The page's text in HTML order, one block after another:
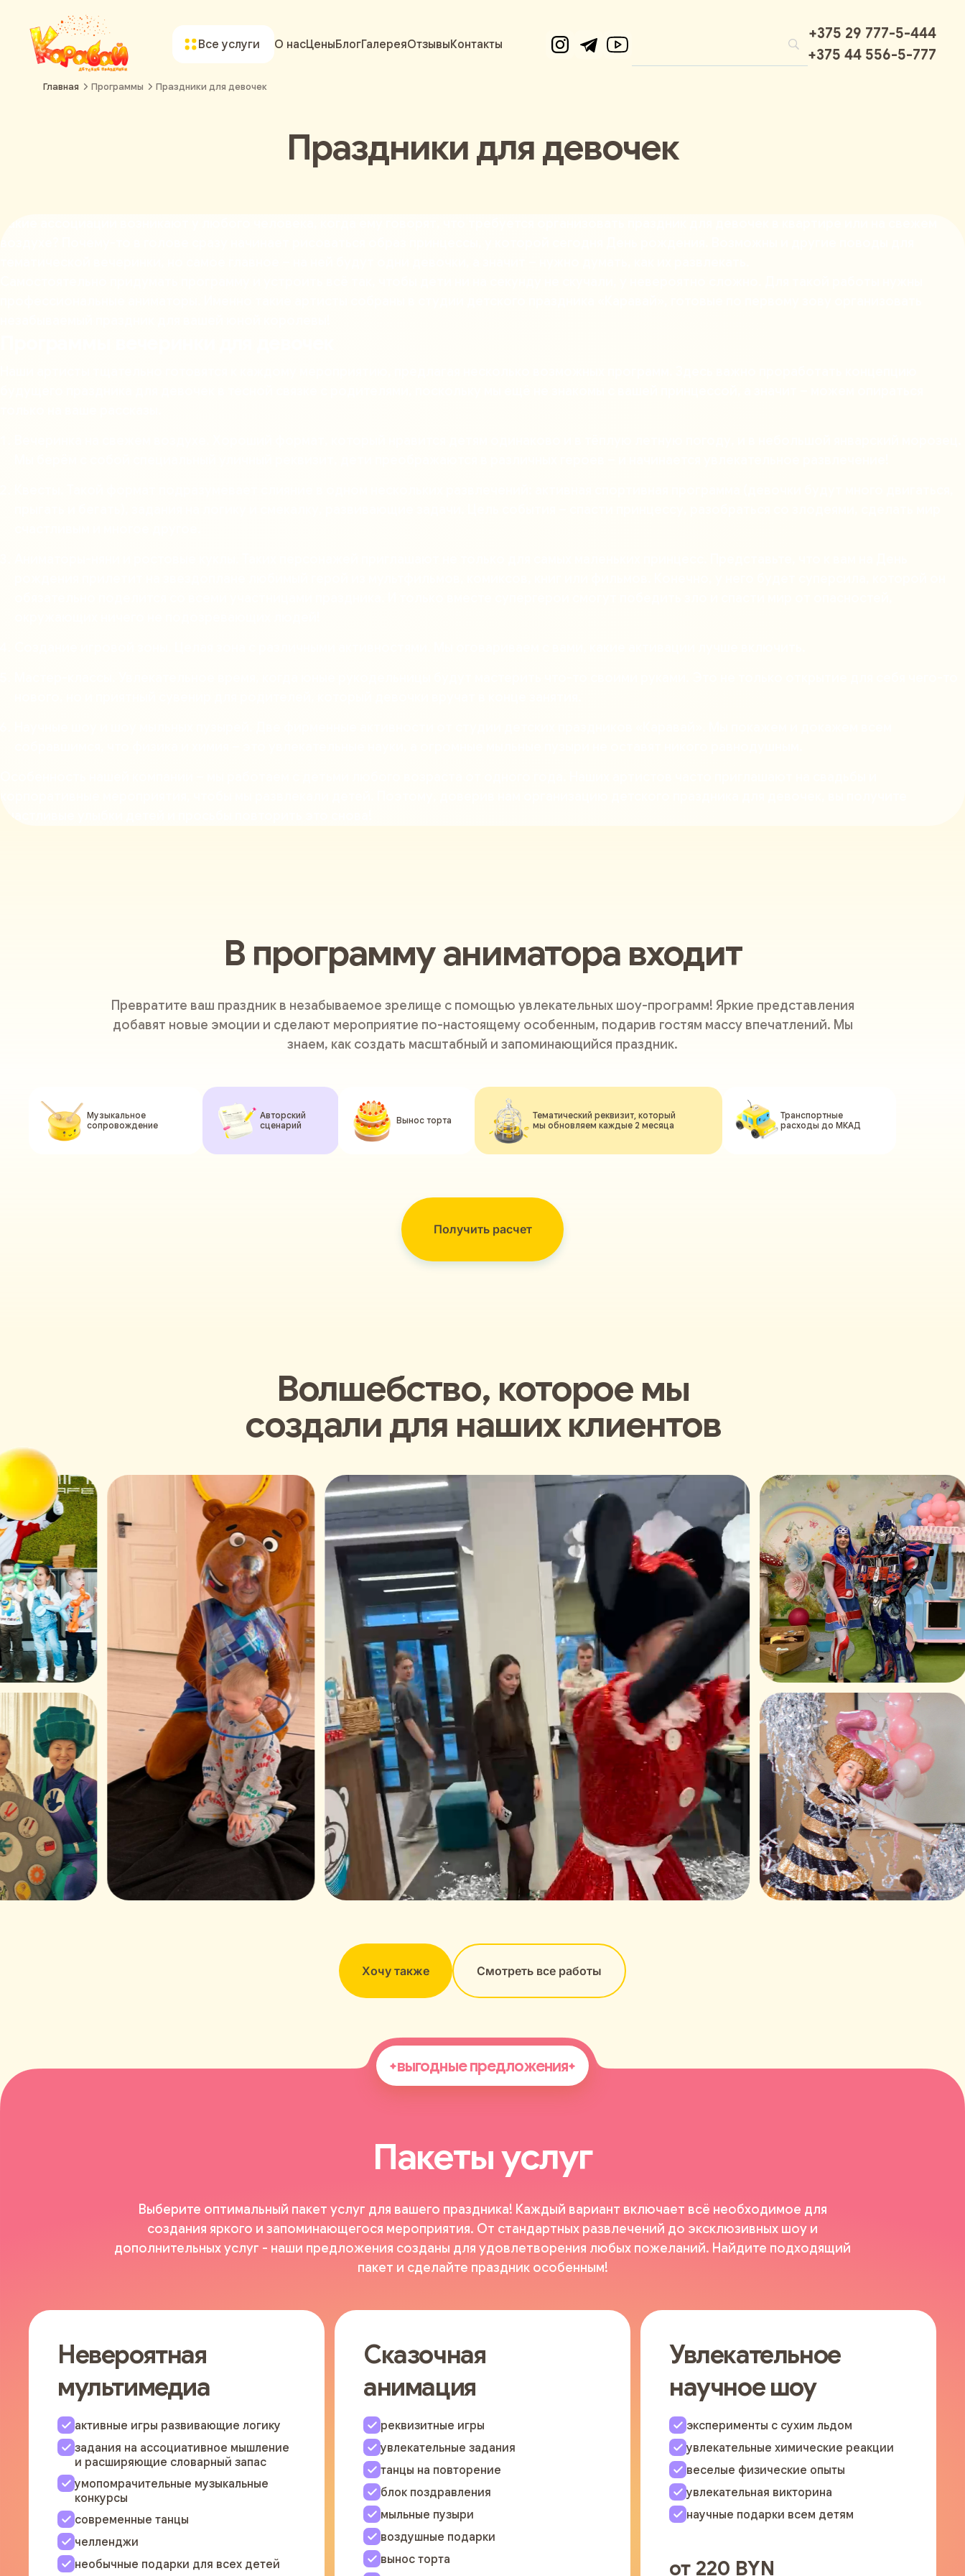
Все услуги О насЦеныБлогГалереяОтзывыКонтакты
+375 29 777-5-444
+375 44 556-5-777
Главная Программы Праздники для девочек
Праздники для девочек
Какие ассоциации возникают у любого человека, когда ему говорят, что требуется
воздухе? Почему-то в голове сразу начинает рисоваться образ принцессы, у которой сегодня День рождения. Возможны и другие поводы для
корпоративные мероприятия, чтобы мы развлекали детей. Поэтому, доверив нам организацию детского праздника для девочек, вы получите
счастливые улыбки детей и просьбы повторить это снова!
В программу аниматора входит
Превратите ваш праздник в незабываемое зрелище с помощью увлекательных шоу-программ! Яркие представления
добавят новые эмоции и сделают мероприятие по-настоящему особенным, подарив гостям массу впечатлений. Мы
знаем, как создать масштабный и запоминающийся праздник.
Музыкальное
сопровождение
Авторский
сценарий
Вынос торта
Тематический реквизит, который
мы обновляем каждые 2 месяца
Транспортные
расходы до МКАД
Получить расчет
Волшебство, которое мы
создали для наших клиентов
Хочу также Смотреть все работы
выгодные предложения
Пакеты услуг
Выберите оптимальный пакет услуг для вашего праздника! Каждый вариант включает всё необходимое для
создания яркого и запоминающегося мероприятия. От стандартных развлечений до эксклюзивных шоу и
дополнительных услуг - наши предложения созданы для удовлетворения любых пожеланий. Найдите подходящий
пакет и сделайте праздник особенным!
Невероятная
мультимедиа
активные игры развивающие логику
задания на ассоциативное мышление
и расширяющие словарный запас
умопомрачительные музыкальные
конкурсы
современные танцы
челленджи
необычные подарки для всех детей
Сказочная
анимация
реквизитные игры
увлекательные задания
танцы на повторение
блок поздравления
мыльные пузыри
воздушные подарки
вынос торта
Увлекательное
научное шоу
эксперименты с сухим льдом
увлекательные химические реакции
веселые физические опыты
увлекательная викторина
научные подарки всем детям
от 220 BYN